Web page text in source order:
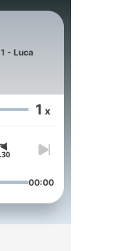
1 - Luca
1 x
00:00